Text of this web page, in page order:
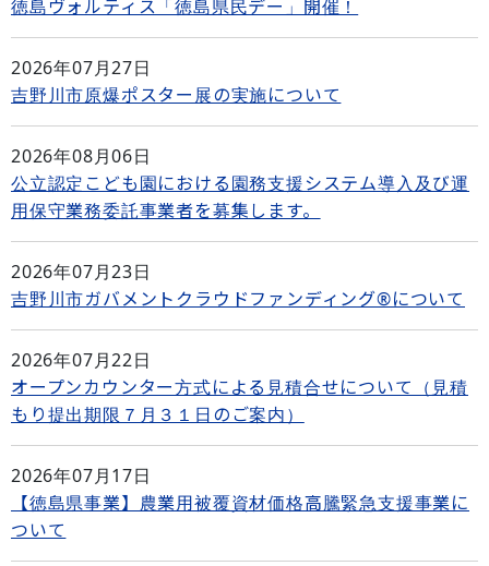
徳島ヴォルティス「徳島県民デー」開催！
2026年07月27日
吉野川市原爆ポスター展の実施について
2026年08月06日
公立認定こども園における園務支援システム導入及び運
用保守業務委託事業者を募集します。
2026年07月23日
吉野川市ガバメントクラウドファンディング®について
2026年07月22日
オープンカウンター方式による見積合せについて（見積
もり提出期限７月３１日のご案内）
2026年07月17日
【徳島県事業】農業用被覆資材価格高騰緊急支援事業に
ついて